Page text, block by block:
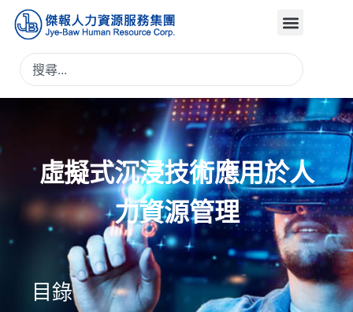
虛擬式沉浸技術應用於人
力資源管理
目錄